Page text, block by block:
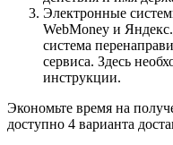
Электронные
WebMoney и
система
сервиса. Здесь
инструкции.
Экономьте время на
доступно 4 варианта